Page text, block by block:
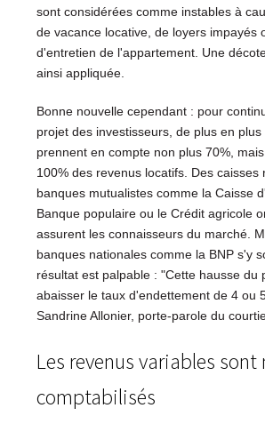
sont considérées comme instables à
de vacance locative, de loyers impayés
d'entretien de l'appartement. Une
ainsi appliquée.
Bonne nouvelle cependant : pour
projet des investisseurs, de plus en
prennent en compte non plus 70%,
100% des revenus locatifs. Des caisses
banques mutualistes comme la Caisse
Banque populaire ou le Crédit agricole
assurent les connaisseurs du marché.
banques nationales comme la BNP s'y
résultat est palpable : "Cette hausse du
abaisser le taux d'endettement de 4 ou
Sandrine Allonier, porte-parole du
Les revenus variables sont
comptabilisés